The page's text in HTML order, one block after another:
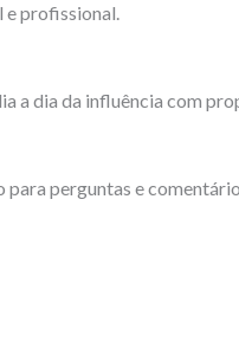
e profissional.
a dia da influência com
perguntas e